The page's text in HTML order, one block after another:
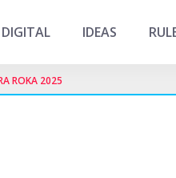
IDEAS
ROKA 2025